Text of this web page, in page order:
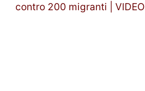
contro 200 migranti | VIDEO